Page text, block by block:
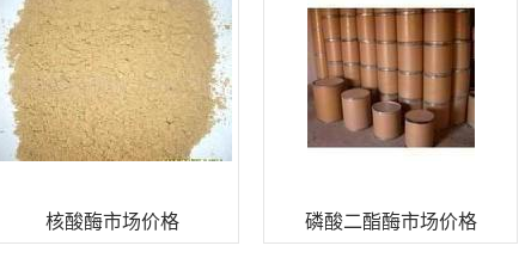
核酸酶市场价格 磷酸二酯酶市场价格